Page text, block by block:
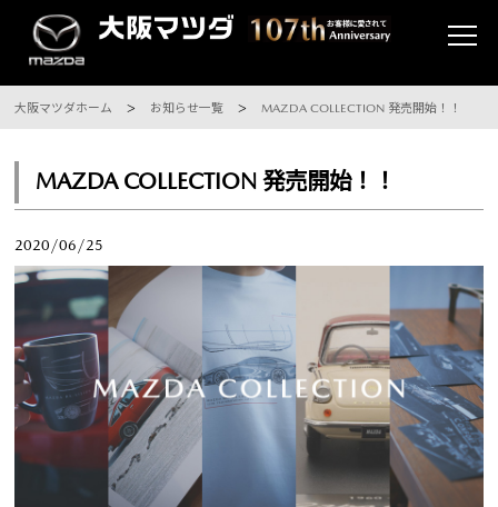
大阪マツダホーム お知らせ一覧 MAZDA COLLECTION 発売開始！！
MAZDA COLLECTION 発売開始！！
2020/06/25